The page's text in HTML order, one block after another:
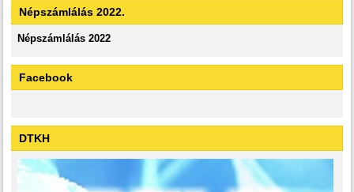
Népszámlálás 2022.
Népszámlálás 2022
Facebook
DTKH